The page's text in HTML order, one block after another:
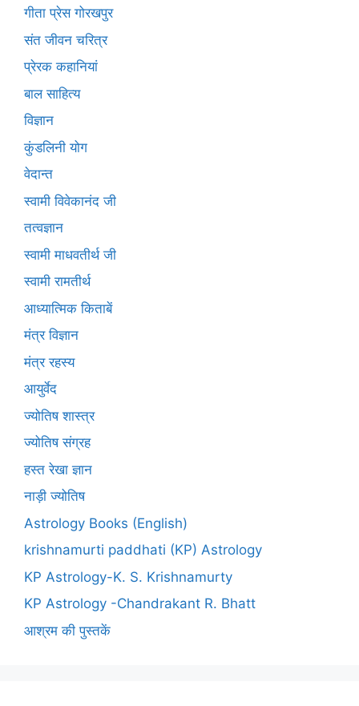
गीता प्रेस गोरखपुर
संत जीवन चरित्र
प्रेरक कहानियां
बाल साहित्य
विज्ञान
कुंडलिनी योग
वेदान्त
स्वामी विवेकानंद जी
तत्वज्ञान
स्वामी माधवतीर्थ जी
स्वामी रामतीर्थ
आध्यात्मिक किताबें
मंत्र विज्ञान
मंत्र रहस्य
आयुर्वेद
ज्योतिष शास्त्र
ज्योतिष संग्रह
हस्त रेखा ज्ञान
नाड़ी ज्योतिष
Astrology Books (English)
krishnamurti paddhati (KP) Astrology
KP Astrology-K. S. Krishnamurty
KP Astrology -Chandrakant R. Bhatt
आश्रम की पुस्तकें